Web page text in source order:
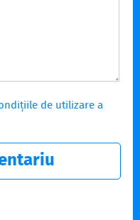
de utilizare a